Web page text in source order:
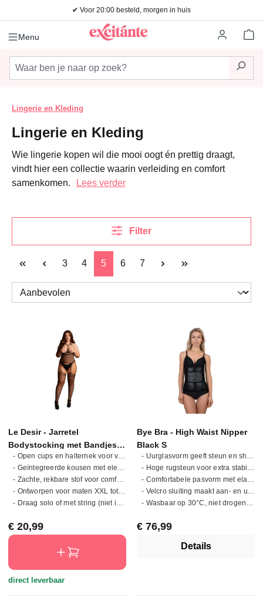
Ga naar de hoofdinhoud✔ Voor 20:00 besteld, morgen in huis
Menu
Lingerie en Kleding
Lingerie en Kleding
Wie lingerie kopen wil die mooi oogt én prettig draagt,
vindt hier een collectie waarin verleiding en comfort
samenkomen.
Lees verder
Filter
Pagina
3 Pagina
4 Pagina
5 Pagina
6 Pagina
7
Le Desir - Jarretel
Bodystocking met Bandjes
Queen Size - Zwart
- Open cups en halternek voor verleidelijke look
- Geïntegreerde kousen met elegante achternaad
- Zachte, rekbare stof voor comfort en pasvorm
- Ontworpen voor maten XXL tot 5XL
- Draag solo of met string (niet inbegrepen)
Normale prijs:
€ 20,99
direct leverbaar
Bye Bra - High Waist Nipper
Black S
- Uurglasvorm geeft steun en shaping.
- Hoge rugsteun voor extra stabiliteit.
- Comfortabele pasvorm met elastische stretch.
- Velcro sluiting maakt aan- en uittrekken makkelijk.
- Wasbaar op 30°C, niet drogen of strijken.
Normale prijs:
€ 76,99
Details